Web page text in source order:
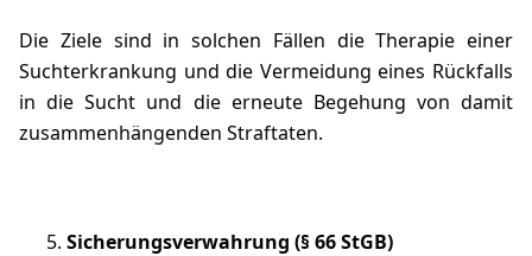
Die Ziele sind in solchen Fällen die Therapie einer
Suchterkrankung und die Vermeidung eines Rückfalls
in die Sucht und die erneute Begehung von damit
zusammenhängenden Straftaten.
Sicherungsverwahrung (§ 66 StGB)